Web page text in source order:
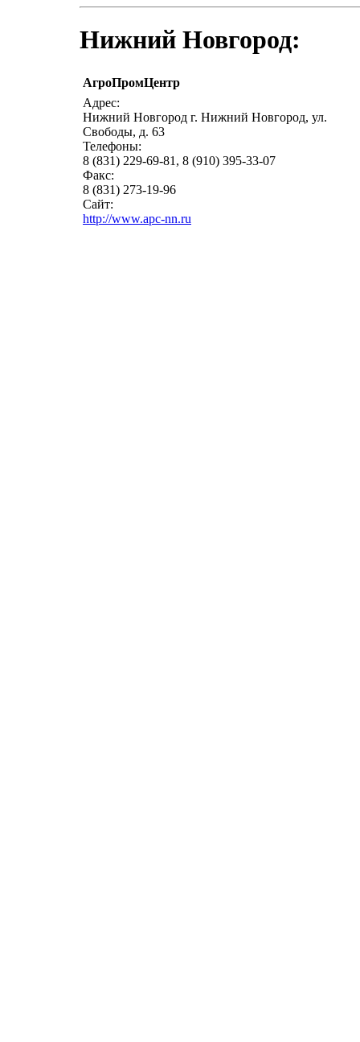
Нижний Новгород:
АгроПромЦентр
Адрес:
Нижний Новгород г. Нижний Новгород, ул.
Свободы, д. 63
Телефоны:
8 (831) 229-69-81, 8 (910) 395-33-07
Факс:
8 (831) 273-19-96
Сайт:
http://www.apc-nn.ru